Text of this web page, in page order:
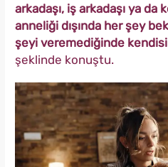
arkadaşı, iş arkadaşı ya da
anneliği dışında her şey
şeyi veremediğinde
şeklinde konuştu.